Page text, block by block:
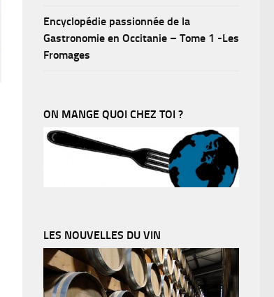
Encyclopédie passionnée de la
Gastronomie en Occitanie – Tome 1 -Les
Fromages
ON MANGE QUOI CHEZ TOI ?
LES NOUVELLES DU VIN